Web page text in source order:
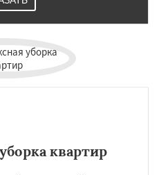
квартир